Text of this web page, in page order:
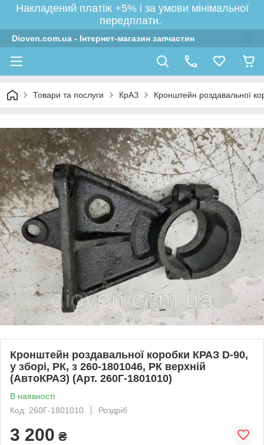
Накладений платіж +5% і за умови мінімальної
передплати.
Dioven.com.ua - Інтернет-магазин запчастин
Товари та послуги КрАЗ Кронштейн роздавальної
Кронштейн роздавальної коробки КРАЗ D-90,
у зборі, РК, з 260-1801046, РК верхній
(АвтоКРАЗ) (Арт. 260Г-1801010)
В наявності
Код: 260Г-1801010
Роздріб
3 200 ₴